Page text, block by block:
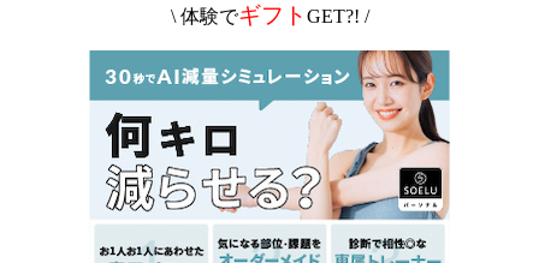
\ 体験でギフト GET?! /